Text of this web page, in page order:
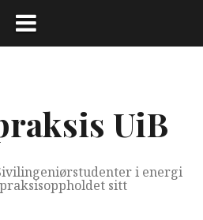
UiB
i energi
sitt